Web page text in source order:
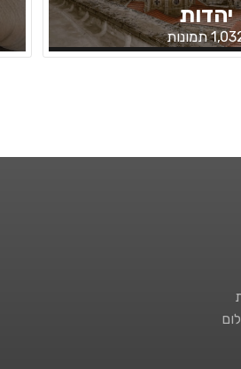
יהדות
תמונות